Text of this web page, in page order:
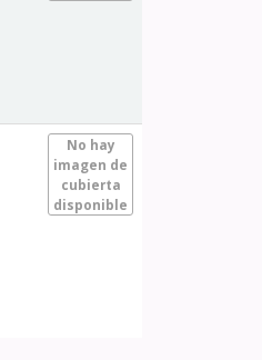
No hay
imagen de
cubierta
disponible